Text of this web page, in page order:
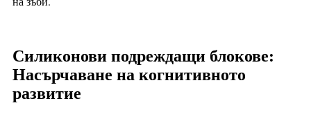
Силиконови подреждащи блокове:
Насърчаване на когнитивното
развитие